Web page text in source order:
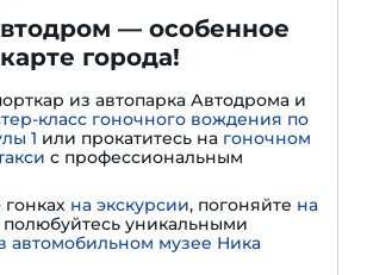
— особенное
города!
из автопарка Автодрома и
класс гоночного вождения по
1 или прокатитесь на гоночном
с профессиональным
на экскурсии, погоняйте на
уникальными
автомобильном музее Ника